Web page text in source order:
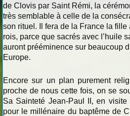
de Clovis par Saint Rémi, la
très semblable à celle de la
son rituel. Il fera de la France la fille
rois, parce que sacrés avec l’huile
auront prééminence sur beaucoup
Europe.
Encore sur un plan purement
proche de nous cette fois, on se
Sa Sainteté Jean-Paul II, en
pour le millénaire du baptême de